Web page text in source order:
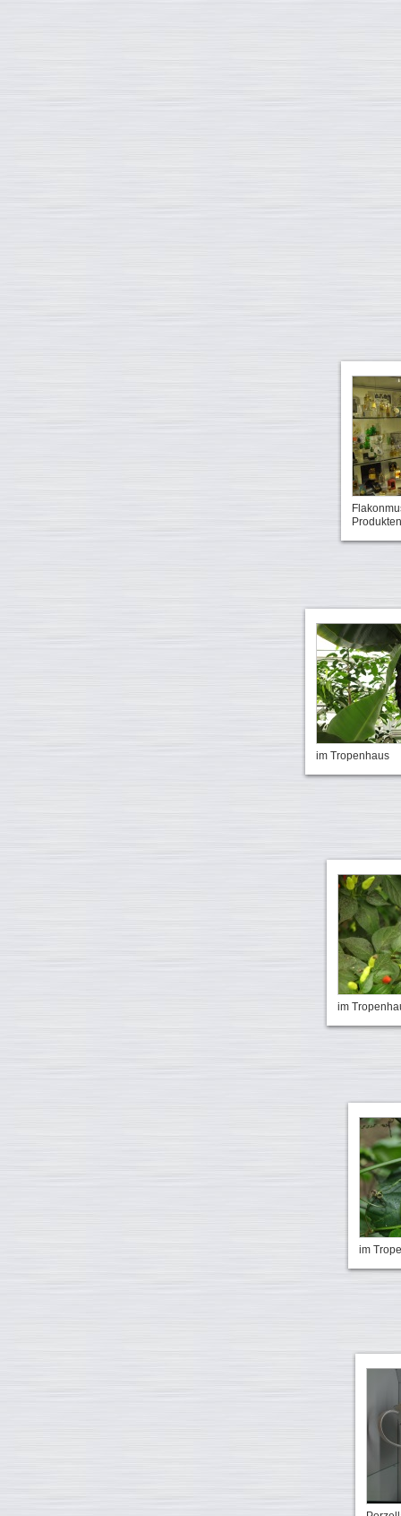
Produkten
im Tropenhaus
im
im